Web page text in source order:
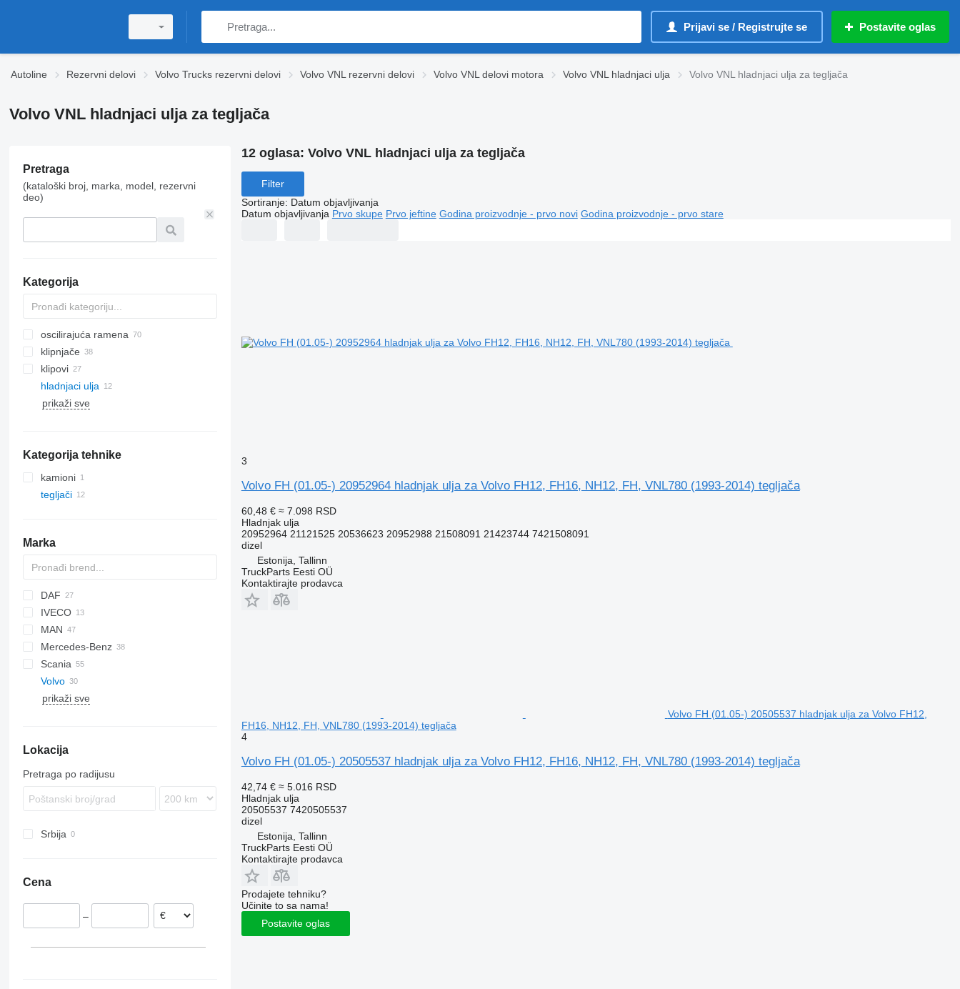
Prijavi se / Registrujte se Postavite oglas
Autoline Rezervni delovi Volvo Trucks rezervni delovi Volvo VNL rezervni delovi Volvo VNL delovi motora Volvo VNL hladnjaci ulja Volvo VNL hladnjaci ulja za tegljača
Volvo VNL hladnjaci ulja za tegljača
Pretraga
(kataloški broj, marka, model, rezervni
deo)
Kategorija
oscilirajuća ramena
klipnjače
klipovi
hladnjaci ulja
prikaži sve
Kategorija tehnike
kamioni
tegljači
Marka
X-Series
DAF
CF
LF
XF
XG
IVECO
EuroCargo
S-Way
Stralis
Trakker
MAN
L2000
TGA
TGL
TGM
Mercedes-Benz
A-Class
Actros
Antos
Axor
Econic
Magnum
Premium
Scania
G-series
P-series
Volvo
FH
VNL
prikaži sve
Lokacija
Pretraga po radijusu
Srbija
Cena
–
12 oglasa: Volvo VNL hladnjaci ulja za tegljača
Filter
Sortiranje: Datum objavljivanja
Datum objavljivanja Prvo skupe Prvo jeftine Godina proizvodnje - prvo novi Godina proizvodnje - prvo stare
3
Volvo FH (01.05-) 20952964 hladnjak ulja za Volvo FH12, FH16, NH12, FH, VNL780 (1993-2014) tegljača
60,48 € ≈ 7.098 RSD
Hladnjak ulja
20952964 21121525 20536623 20952988 21508091 21423744 7421508091
dizel
Estonija, Tallinn
TruckParts Eesti OÜ
Kontaktirajte prodavca
Volvo FH (01.05-) 20505537 hladnjak ulja za Volvo FH12,
FH16, NH12, FH, VNL780 (1993-2014) tegljača
4
Volvo FH (01.05-) 20505537 hladnjak ulja za Volvo FH12, FH16, NH12, FH, VNL780 (1993-2014) tegljača
42,74 € ≈ 5.016 RSD
Hladnjak ulja
20505537 7420505537
dizel
Estonija, Tallinn
TruckParts Eesti OÜ
Kontaktirajte prodavca
Prodajete tehniku?
Učinite to sa nama!
Postavite oglas